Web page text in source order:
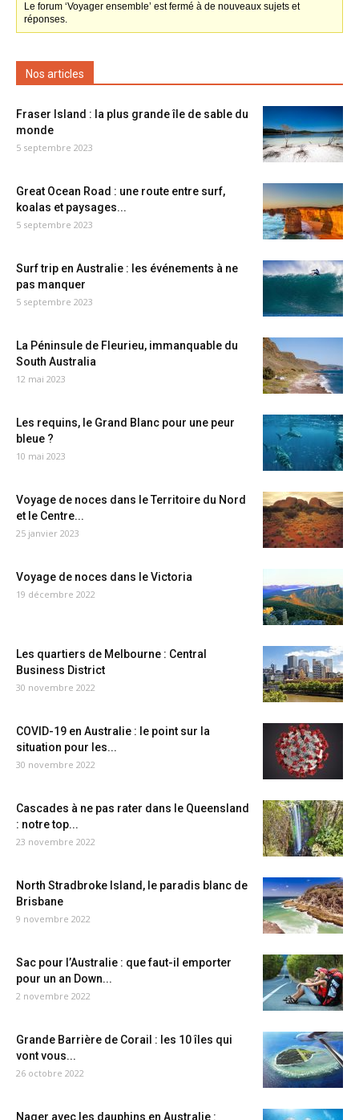
Le forum ‘Voyager ensemble’ est fermé à de nouveaux sujets et
réponses.
Nos articles
Fraser Island : la plus grande île de sable du
monde
5 septembre 2023
Great Ocean Road : une route entre surf,
koalas et paysages...
5 septembre 2023
Surf trip en Australie : les événements à ne
pas manquer
5 septembre 2023
La Péninsule de Fleurieu, immanquable du
South Australia
12 mai 2023
Les requins, le Grand Blanc pour une peur
bleue ?
10 mai 2023
Voyage de noces dans le Territoire du Nord
et le Centre...
25 janvier 2023
Voyage de noces dans le Victoria
19 décembre 2022
Les quartiers de Melbourne : Central
Business District
30 novembre 2022
COVID-19 en Australie : le point sur la
situation pour les...
30 novembre 2022
Cascades à ne pas rater dans le Queensland
: notre top...
23 novembre 2022
North Stradbroke Island, le paradis blanc de
Brisbane
9 novembre 2022
Sac pour l’Australie : que faut-il emporter
pour un an Down...
2 novembre 2022
Grande Barrière de Corail : les 10 îles qui
vont vous...
26 octobre 2022
Nager avec les dauphins en Australie :